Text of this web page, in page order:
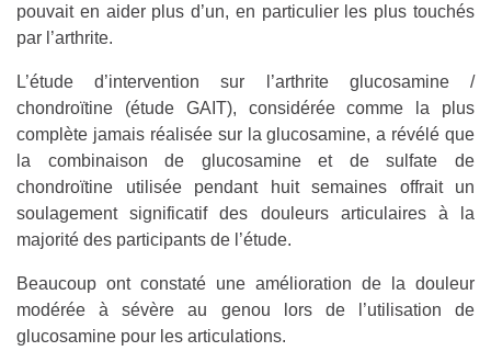
pouvait en aider plus d’un, en particulier les plus touchés
par l’arthrite.
L’étude d’intervention sur l’arthrite glucosamine /
chondroïtine (étude GAIT), considérée comme la plus
complète jamais réalisée sur la glucosamine, a révélé que
la combinaison de glucosamine et de sulfate de
chondroïtine utilisée pendant huit semaines offrait un
soulagement significatif des douleurs articulaires à la
majorité des participants de l’étude.
Beaucoup ont constaté une amélioration de la douleur
modérée à sévère au genou lors de l’utilisation de
glucosamine pour les articulations.